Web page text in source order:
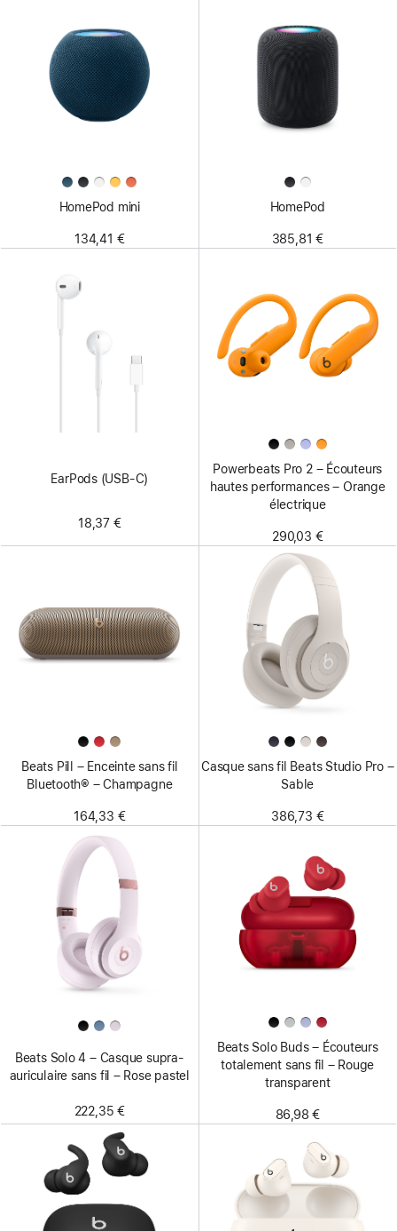
HomePod mini
134,41 €
HomePod
385,81 €
EarPods (USB-C)
18,37 €
Powerbeats Pro 2 – Écouteurs
hautes performances – Orange
électrique
290,03 €
Beats Pill – Enceinte sans fil
Bluetooth® – Champagne
164,33 €
Casque sans fil Beats Studio Pro –
Sable
386,73 €
Beats Solo 4 – Casque supra-
auriculaire sans fil – Rose pastel
222,35 €
Beats Solo Buds – Écouteurs
totalement sans fil – Rouge
transparent
86,98 €